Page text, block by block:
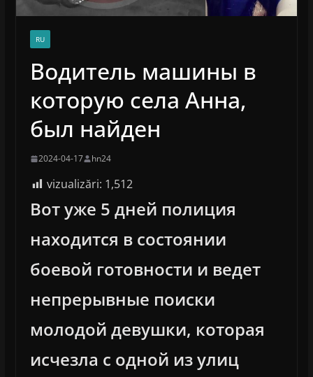
RU
Водитель машины в
которую села Анна,
был найден
2024-04-17 hn24
vizualizări: 1,512
Вот уже 5 дней полиция
находится в состоянии
боевой готовности и ведет
непрерывные поиски
молодой девушки, которая
исчезла с одной из улиц